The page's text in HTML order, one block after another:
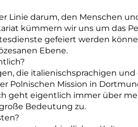
Linie darum, den Menschen
kümmern wir uns um das
gefeiert werden
Ebene.
die italienischsprachigen
Polnischen Mission in
geht eigentlich immer über
­Bedeutung zu.